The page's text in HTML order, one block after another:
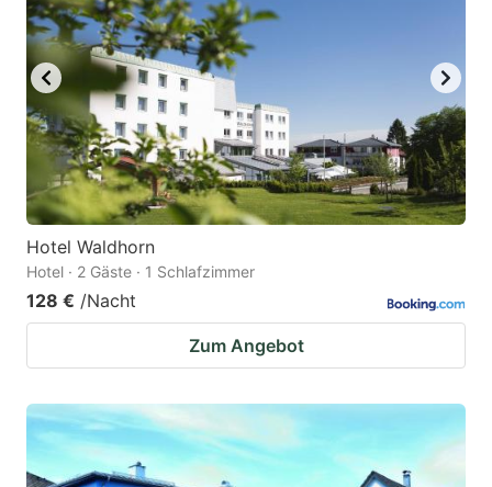
Hotel Waldhorn
Hotel · 2 Gäste · 1 Schlafzimmer
128 € /Nacht
Zum Angebot